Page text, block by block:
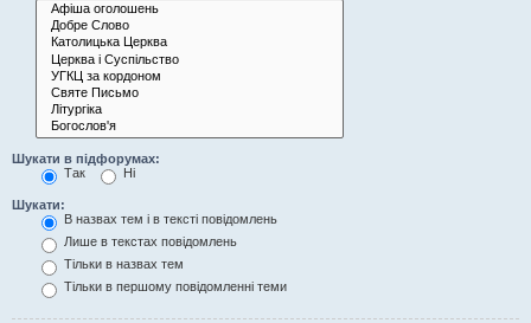
Шукати в підфорумах:
Так
Ні
Шукати:
В назвах тем і в тексті повідомлень
Лише в текстах повідомлень
Тільки в назвах тем
Тільки в першому повідомленні теми